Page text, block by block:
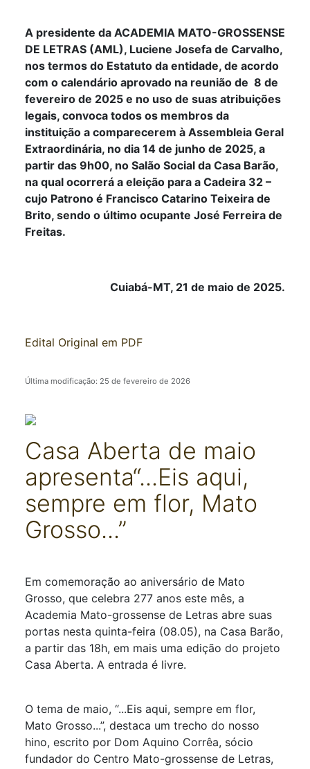
A presidente da ACADEMIA MATO-GROSSENSE
DE LETRAS (AML), Luciene Josefa de Carvalho,
nos termos do Estatuto da entidade, de acordo
com o calendário aprovado na reunião de 8 de
fevereiro de 2025 e no uso de suas atribuições
legais, convoca todos os membros da
instituição a comparecerem à Assembleia Geral
Extraordinária, no dia 14 de junho de 2025, a
partir das 9h00, no Salão Social da Casa Barão,
na qual ocorrerá a eleição para a Cadeira 32 –
cujo Patrono é Francisco Catarino Teixeira de
Brito, sendo o último ocupante José Ferreira de
Freitas.
Cuiabá-MT, 21 de maio de 2025.
Edital Original em PDF
Última modificação: 25 de fevereiro de 2026
Casa Aberta de maio
apresenta“...Eis aqui,
sempre em flor, Mato
Grosso...”
Em comemoração ao aniversário de Mato
Grosso, que celebra 277 anos este mês, a
Academia Mato-grossense de Letras abre suas
portas nesta quinta-feira (08.05), na Casa Barão,
a partir das 18h, em mais uma edição do projeto
Casa Aberta. A entrada é livre.
O tema de maio, “...Eis aqui, sempre em flor,
Mato Grosso...”, destaca um trecho do nosso
hino, escrito por Dom Aquino Corrêa, sócio
fundador do Centro Mato-grossense de Letras,